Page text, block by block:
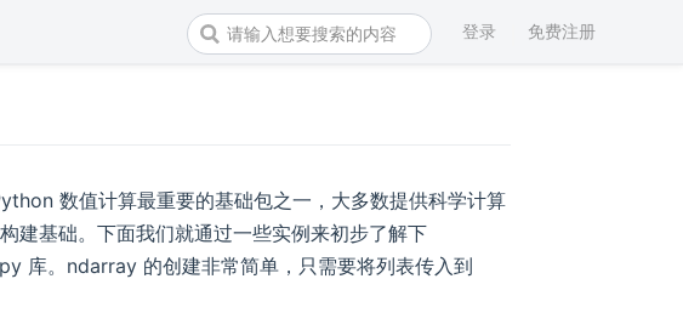
登录 免费注册
数值计算最重要的基础包之一，大多数提供科学计算
建基础。下面我们就通过一些实例来初步了解下
库。ndarray 的创建非常简单，只需要将列表传入到